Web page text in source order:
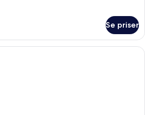
Se priser
Allergitestade sängkläder,